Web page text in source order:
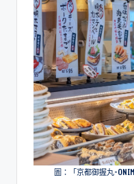
圖：「京都御握丸-